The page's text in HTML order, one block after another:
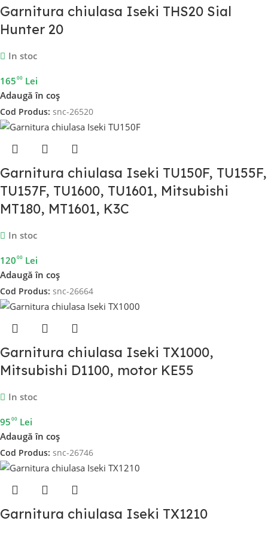
Garnitura chiulasa Iseki THS20 Sial
Hunter 20
In stoc
16500 Lei
Adaugă în coș
Cod Produs: snc-26520
Garnitura chiulasa Iseki TU150F, TU155F,
TU157F, TU1600, TU1601, Mitsubishi
MT180, MT1601, K3C
In stoc
12000 Lei
Adaugă în coș
Cod Produs: snc-26664
Garnitura chiulasa Iseki TX1000,
Mitsubishi D1100, motor KE55
In stoc
9500 Lei
Adaugă în coș
Cod Produs: snc-26746
Garnitura chiulasa Iseki TX1210